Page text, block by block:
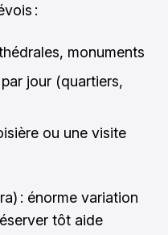
:
monuments
jour (quartiers,
ou une visite
: énorme variation
tôt aide